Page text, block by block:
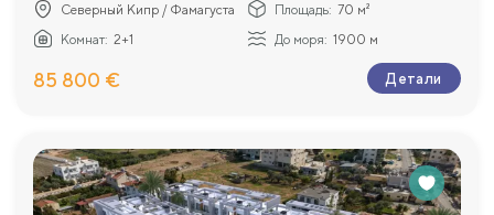
Северный Кипр / Фамагуста Площадь: 70 м²
Комнат: 2+1 До моря: 1900 м
85 800 € Детали